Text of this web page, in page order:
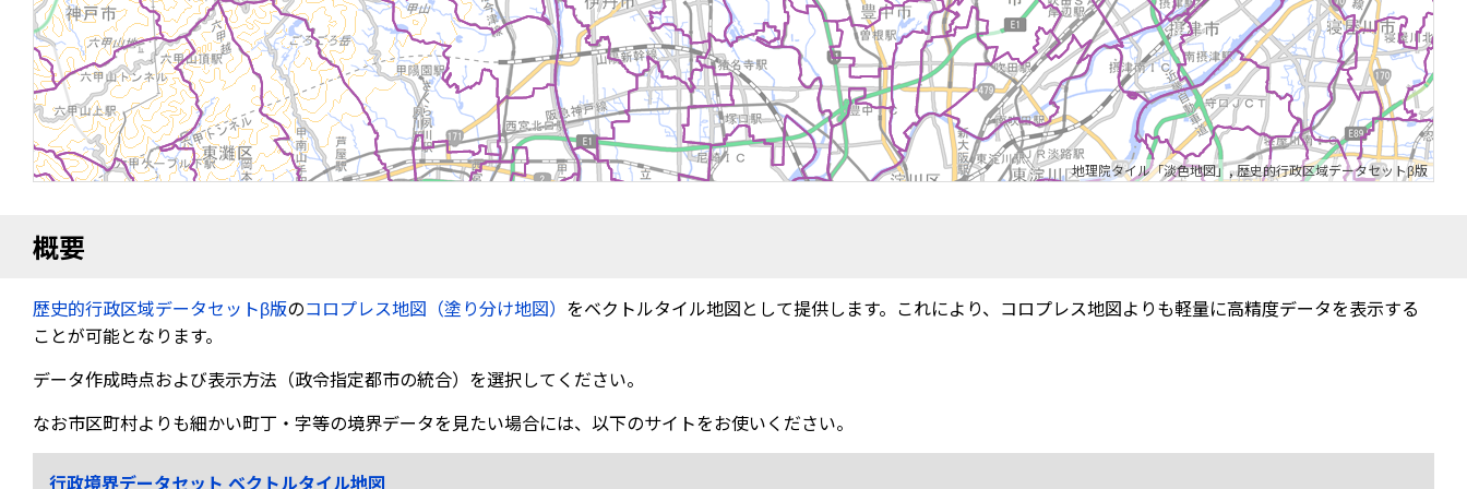
地理院タイル「淡色地図」,歴史的行政区域データセットβ版
概要
歴史的行政区域データセットβ版のコロプレス地図（塗り分け地図） をベクトルタイル地図として提供します。これにより、コロプレス地図よりも軽量に高精度データを表示する
ことが可能となります。
データ作成時点および表示方法（政令指定都市の統合）を選択してください。
なお市区町村よりも細かい町丁・字等の境界データを見たい場合には、以下のサイトをお使いください。
行政境界データセット ベクトルタイル地図